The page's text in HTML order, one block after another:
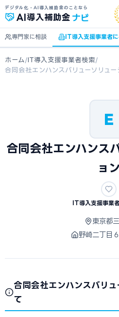
デジタル化・AI導入補助金のことなら
AI 導入補助金 ナビ
専門家に相談 IT導入支援事業者
ホーム /IT導入支援事業者検索/
合同会社エンハンスバリューソリュー
E
合同会社エンハンス
ョン
IT導入支援事業
東京都
野崎二丁目
合同会社エンハンスバリ
て